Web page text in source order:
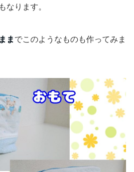
なります。
までこのようなものも作ってみま